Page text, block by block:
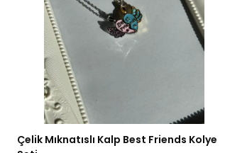
Çelik Mıknatıslı Kalp Best Friends Kolye